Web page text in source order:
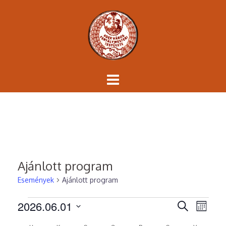
Ajánlott program
Események Ajánlott program
Események
KERESETT
HÓNAP
2026.06.01